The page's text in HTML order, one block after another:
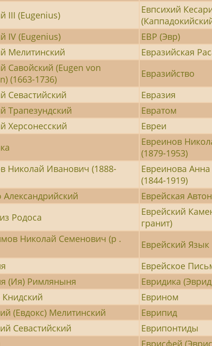
III (Eugenius)
Евпсихий
IV (Eugenius)
ЕВР (Эвр)
Мелитинский
Евразийская
Савойский (Eugen von
(1663-1736)
Евразийство
Севастийский
Евразия
Трапезундский
Евратом
Херсонесский
Евреи
Евреинов
(1879-1953)
Николай Иванович (1888-
Евреинова
(1844-1919)
Александрийский
Еврейская
Родоса
Еврейский
гранит)
Николай Семенович (р .
Еврейский Язык
Еврейское
(Ия) Римляныня
Евридика
Книдский
Еврином
(Евдокс) Мелитинский
Еврипид
Севастийский
Еврипонтиды
Еврисфей